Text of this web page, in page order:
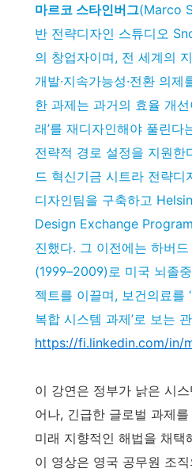
마르코 스타인버그(Marco
반 전략디자인 스튜디오
의 창업자이며, 전 세계의
개발·지속가능성·전환 의
한 과제는 과거의 효율 개선
래’를 재디자인해야 풀린다
전략적 경로 설정을 지원
드 혁신기금 시트라 전략디
디자인팀을 구축하고
Design Exchange
진했다. 그 이전에는 하버
(1999–2009)로 미국 뇌졸
젝트를 이끌며, 보건의료를
복합 시스템 과제’로 보는
https://fi.linkedin.com/in/
이 강연은 정부가 낡은 시
어나, 긴급한 글로벌 과제
미래 지향적인 해법을 채택
이 영상은 영국 공무원 조